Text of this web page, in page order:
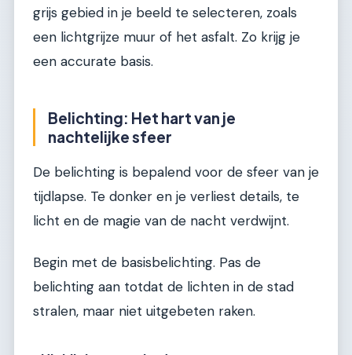
grijs gebied in je beeld te selecteren, zoals
een lichtgrijze muur of het asfalt. Zo krijg je
een accurate basis.
Belichting: Het hart van je
nachtelijke sfeer
De belichting is bepalend voor de sfeer van je
tijdlapse. Te donker en je verliest details, te
licht en de magie van de nacht verdwijnt.
Begin met de basisbelichting. Pas de
belichting aan totdat de lichten in de stad
stralen, maar niet uitgebeten raken.